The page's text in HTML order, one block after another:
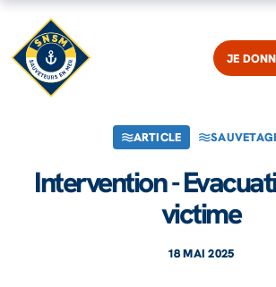
JE
ARTICLE
Intervention -
victime
18 MAI 2025